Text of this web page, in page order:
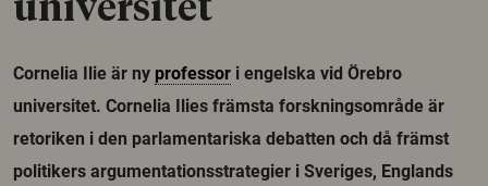
universitet
Cornelia Ilie är ny professor i engelska vid Örebro
universitet. Cornelia Ilies främsta forskningsområde är
retoriken i den parlamentariska debatten och då främst
politikers argumentationsstrategier i Sveriges, Englands